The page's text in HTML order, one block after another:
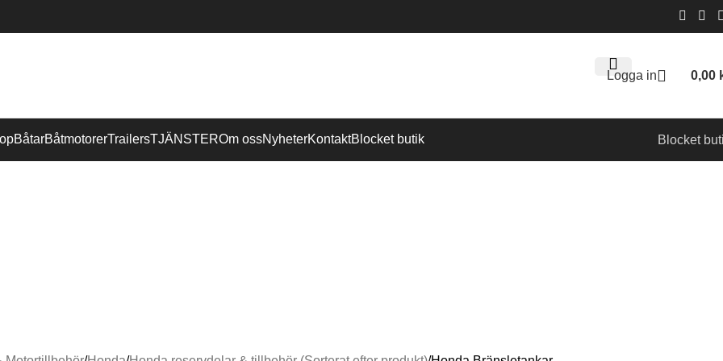
Logga in 0,00
BåtarBåtmotorerTrailersTJÄNSTEROm ossNyheterKontaktBlocket butik Blocket